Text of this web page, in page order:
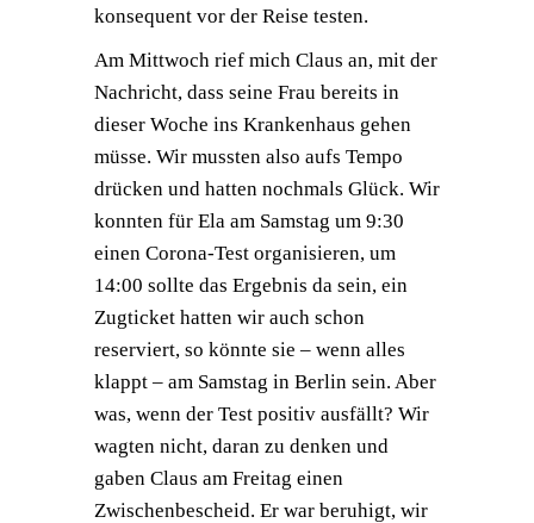
konsequent vor der Reise testen.
Am Mittwoch rief mich Claus an, mit der
Nachricht, dass seine Frau bereits in
dieser Woche ins Krankenhaus gehen
müsse. Wir mussten also aufs Tempo
drücken und hatten nochmals Glück. Wir
konnten für Ela am Samstag um 9:30
einen Corona-Test organisieren, um
14:00 sollte das Ergebnis da sein, ein
Zugticket hatten wir auch schon
reserviert, so könnte sie – wenn alles
klappt – am Samstag in Berlin sein. Aber
was, wenn der Test positiv ausfällt? Wir
wagten nicht, daran zu denken und
gaben Claus am Freitag einen
Zwischenbescheid. Er war beruhigt, wir